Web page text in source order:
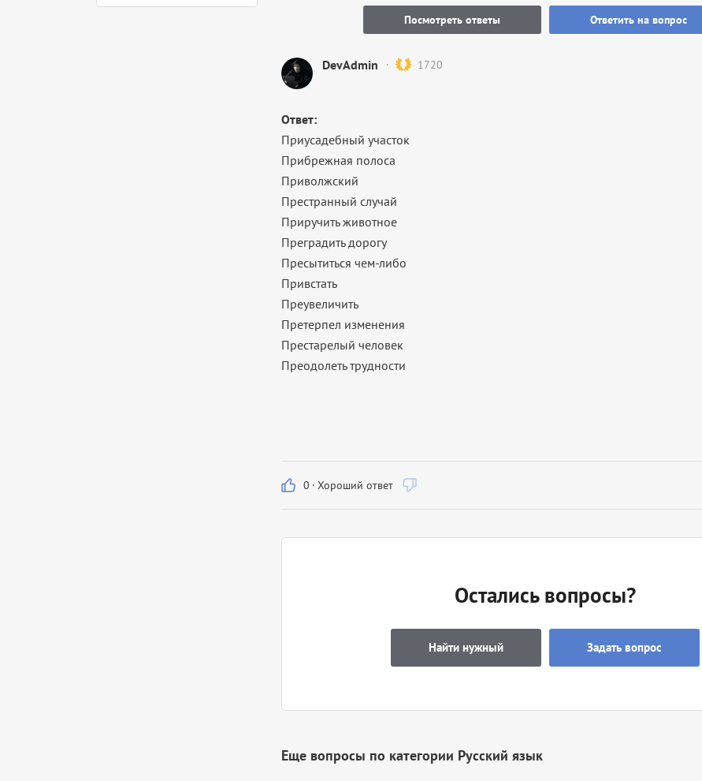
Посмотреть ответы Ответить на вопрос
DevAdmin 1720
Ответ:
Приусадебный участок
Прибрежная полоса
Приволжский
Престранный случай
Приручить животное
Преградить дорогу
Пресытиться чем-либо
Привстать
Преувеличить
Претерпел изменения
Престарелый человек
Преодолеть трудности
0 · Хороший ответ
Остались вопросы?
Найти нужный Задать вопрос
Еще вопросы по категории Русский язык